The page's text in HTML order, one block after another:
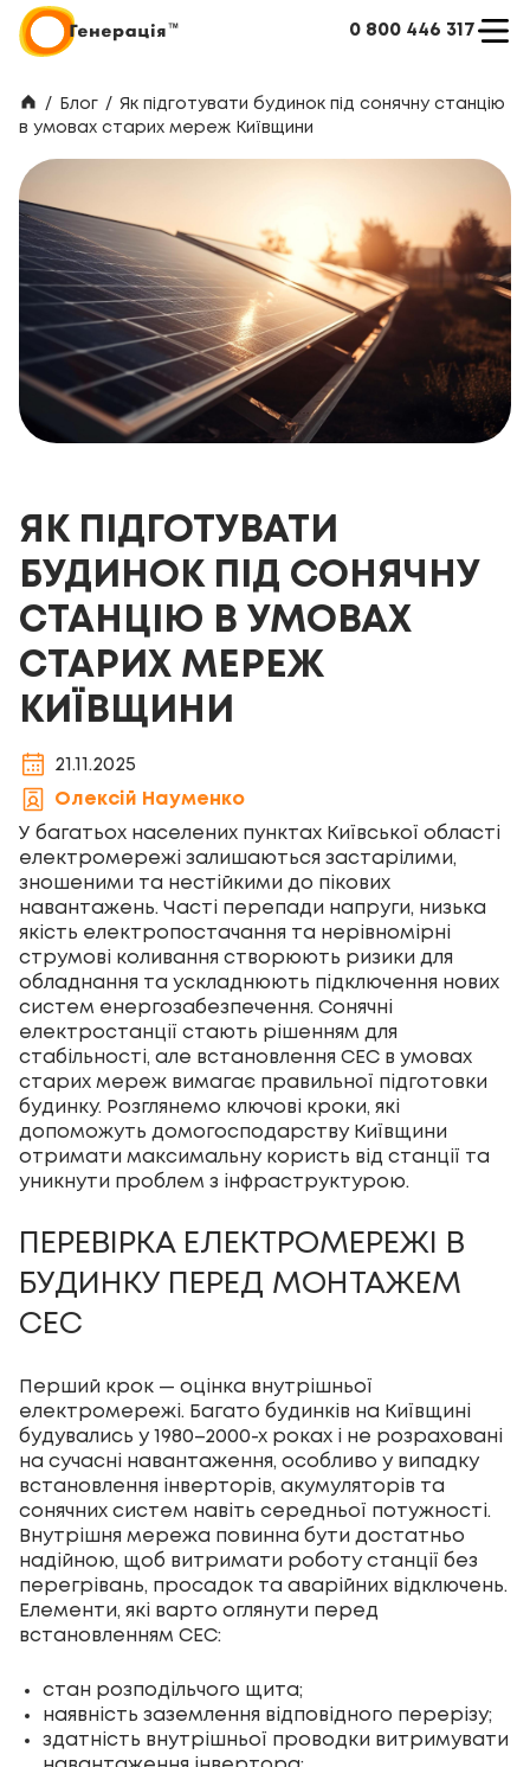
0 800 446 317
/ Блог / Як підготувати будинок під сонячну станцію
в умовах старих мереж Київщини
ЯК ПІДГОТУВАТИ
БУДИНОК ПІД СОНЯЧНУ
СТАНЦІЮ В УМОВАХ
СТАРИХ МЕРЕЖ
КИЇВЩИНИ
21.11.2025
Олексій Науменко
У багатьох населених пунктах Київської області
електромережі залишаються застарілими,
зношеними та нестійкими до пікових
навантажень. Часті перепади напруги, низька
якість електропостачання та нерівномірні
струмові коливання створюють ризики для
обладнання та ускладнюють підключення нових
систем енергозабезпечення. Сонячні
електростанції стають рішенням для
стабільності, але встановлення СЕС в умовах
старих мереж вимагає правильної підготовки
будинку. Розглянемо ключові кроки, які
допоможуть домогосподарству Київщини
отримати максимальну користь від станції та
уникнути проблем з інфраструктурою.
ПЕРЕВІРКА ЕЛЕКТРОМЕРЕЖІ В
БУДИНКУ ПЕРЕД МОНТАЖЕМ
СЕС
Перший крок — оцінка внутрішньої
електромережі. Багато будинків на Київщині
будувались у 1980–2000-х роках і не розраховані
на сучасні навантаження, особливо у випадку
встановлення інверторів, акумуляторів та
сонячних систем навіть середньої потужності.
Внутрішня мережа повинна бути достатньо
надійною, щоб витримати роботу станції без
перегрівань, просадок та аварійних відключень.
Елементи, які варто оглянути перед
встановленням СЕС:
стан розподільчого щита;
наявність заземлення відповідного перерізу;
здатність внутрішньої проводки витримувати